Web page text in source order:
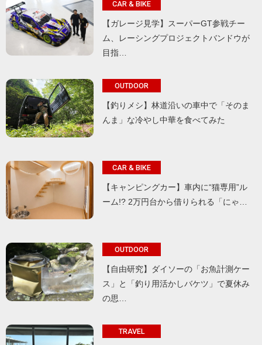
CAR & BIKE
【ガレージ見学】スーパーGT参戦チー
ム、レーシングプロジェクトバンドウが
目指…
OUTDOOR
【釣りメシ】林道沿いの車中で「そのま
んま」な冷やし中華を食べてみた
CAR & BIKE
【キャンピングカー】車内に“猫専用”ル
ーム!? 2万円台から借りられる「にゃ…
OUTDOOR
【自由研究】ダイソーの「お魚計測ケー
ス」と「釣り用活かしバケツ」で夏休み
の思…
TRAVEL